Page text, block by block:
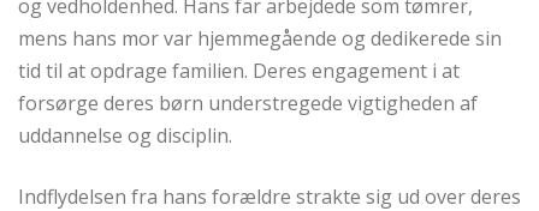
og vedholdenhed. Hans far arbejdede som tømrer,
mens hans mor var hjemmegående og dedikerede sin
tid til at opdrage familien. Deres engagement i at
forsørge deres børn understregede vigtigheden af
uddannelse og disciplin.
Indflydelsen fra hans forældre strakte sig ud over deres